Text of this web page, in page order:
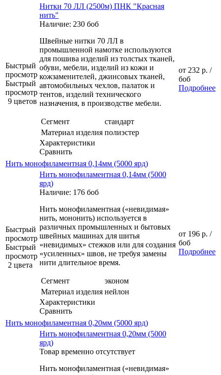
Быстрый
просмотр
Быстрый
просмотр
9 цветов
Нитки 70 ЛЛ (2500м) ПНК "Красная
нить"
Наличие: 230 боб
Швейные нитки 70 ЛЛ в
промышленной намотке используются
для пошива изделий из толстых тканей,
обуви, мебели, изделий из кожи и
кожзаменителей, джинсовых тканей,
автомобильных чехлов, палаток и
тентов, изделий технического
назначения, в производстве мебели.
Сегмент
стандарт
Материал изделия полиэстер
Характеристики
Сравнить
от 232 р. /
боб
Подробнее
Нить монофиламентная 0,14мм (5000 ярд)
Быстрый
просмотр
Быстрый
просмотр
2 цвета
Нить монофиламентная 0,14мм (5000
ярд)
Наличие: 176 боб
Нить монофиламентная («невидимая»
нить, мононить) используется в
различных промышленных и бытовых
швейных машинах для шитья
«невидимых» стежков или для создания
«усиленных» швов, не требуя замены
нити длительное время.
Сегмент
эконом
Материал изделия нейлон
Характеристики
Сравнить
от 196 р. /
боб
Подробнее
Нить монофиламентная 0,20мм (5000 ярд)
Нить монофиламентная 0,20мм (5000
ярд)
Товар временно отсутствует
Нить монофиламентная («невидимая»